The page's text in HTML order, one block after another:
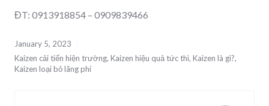
ĐT: 0913918854 – 0909839466
January 5, 2023
Kaizen cải tiến hiện trường, Kaizen hiệu quả tức thì, Kaizen là gì?,
Kaizen loại bỏ lãng phí